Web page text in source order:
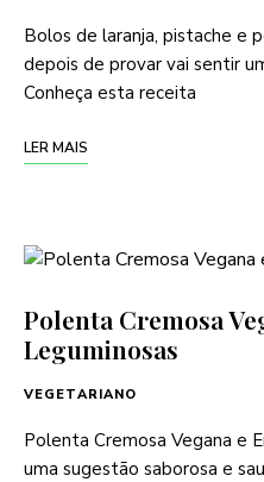
Bolos de laranja, pistache e
depois de provar vai sentir
Conheça esta receita
LER MAIS
Polenta Cremosa
Leguminosas
VEGETARIANO
Polenta Cremosa Vegana e
uma sugestão saborosa e